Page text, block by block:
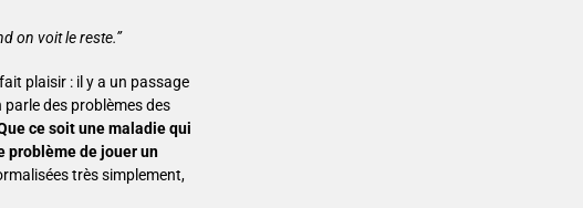
on voit le reste.”
plaisir : il y a un passage
parle des problèmes des
ce soit une maladie qui
problème de jouer un
très simplement,